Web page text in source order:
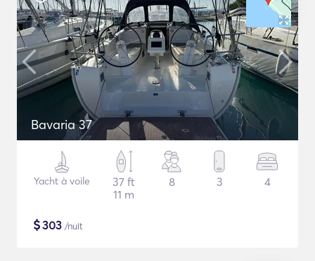
Bavaria 37
Yacht à voile
37 ft
11 m
8 3 4
$303 /nuit